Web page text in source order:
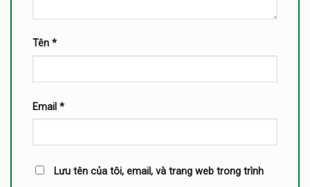
Tên *
Email *
Lưu tên của tôi, email, và trang web trong trình